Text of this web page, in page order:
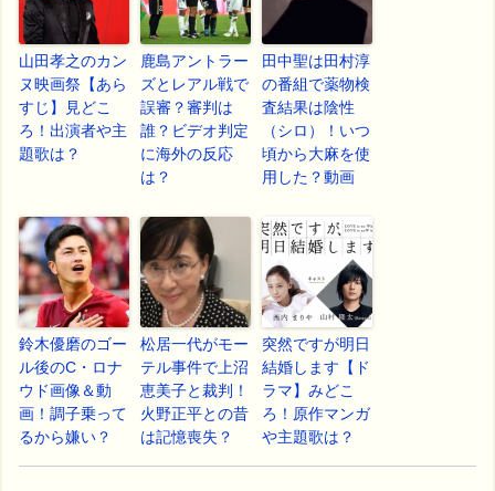
山田孝之のカン
ヌ映画祭【あら
すじ】見どこ
ろ！出演者や主
題歌は？
鹿島アントラー
ズとレアル戦で
誤審？審判は
誰？ビデオ判定
に海外の反応
は？
田中聖は田村淳
の番組で薬物検
査結果は陰性
（シロ）！いつ
頃から大麻を使
用した？動画
鈴木優磨のゴー
ル後のC・ロナ
ウド画像＆動
画！調子乗って
るから嫌い？
松居一代がモー
テル事件で上沼
恵美子と裁判！
火野正平との昔
は記憶喪失？
突然ですが明日
結婚します【ド
ラマ】みどこ
ろ！原作マンガ
や主題歌は？